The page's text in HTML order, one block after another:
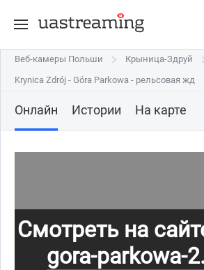
Веб-камеры Польши
Крыница-Здруй
Krynica Zdrój - Góra Parkowa - рельсовая жд
Веб-камеры Польши
Крыница-Здруй
Krynica Zdrój - Góra Parkowa - рельсовая жд
Онлайн Истории На карте
Смотреть на
gora-parkowa-